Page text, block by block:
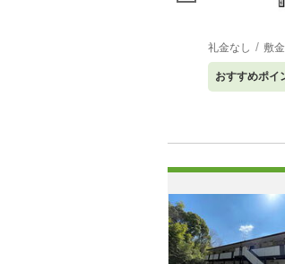
礼金なし 敷
おすすめポイ